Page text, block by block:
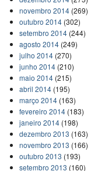
novembro 2014(269)
outubro 2014(302)
setembro 2014(244)
agosto 2014(249)
julho 2014(270)
junho 2014(210)
maio 2014(215)
abril 2014(195)
março 2014(163)
fevereiro 2014(183)
janeiro 2014(198)
dezembro 2013 (163)
novembro 2013 (166)
outubro 2013 (193)
setembro 2013 (160)